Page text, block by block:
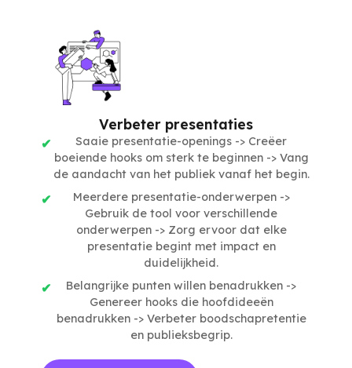
Verbeter presentaties
Saaie presentatie-openings -> Creëer
boeiende hooks om sterk te beginnen -> Vang
de aandacht van het publiek vanaf het begin.
Meerdere presentatie-onderwerpen ->
Gebruik de tool voor verschillende
onderwerpen -> Zorg ervoor dat elke
presentatie begint met impact en
duidelijkheid.
Belangrijke punten willen benadrukken ->
Genereer hooks die hoofdideeën
benadrukken -> Verbeter boodschapretentie
en publieksbegrip.